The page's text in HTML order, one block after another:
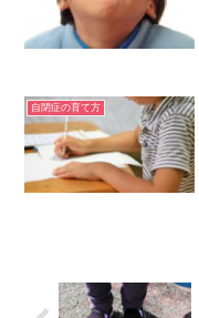
自閉症の育て方